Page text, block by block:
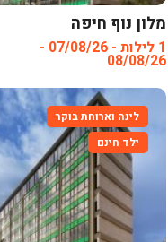
מלון נוף חיפה
1 לילות - 07/08/26 -
08/08/26
לינה וארוחת בוקר
ילד חינם